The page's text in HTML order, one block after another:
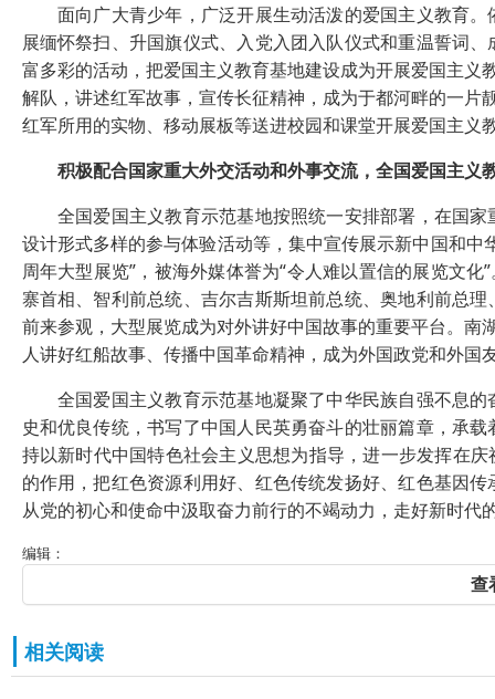
面向广大青少年，广泛开展生动活泼的爱国主义教育。
展缅怀祭扫、升国旗仪式、入党入团入队仪式和重温誓词
富多彩的活动，把爱国主义教育基地建设成为开展爱国主
解队，讲述红军故事，宣传长征精神，成为于都河畔的一片
红军所用的实物、移动展板等送进校园和课堂开展爱国主义
积极配合国家重大外交活动和外事交流，全国爱国主
全国爱国主义教育示范基地按照统一安排部署，在国家
设计形式多样的参与体验活动等，集中宣传展示新中国和
周年大型展览”，被海外媒体誉为“令人难以置信的展览文
寨首相、智利前总统、吉尔吉斯斯坦前总统、奥地利前总
前来参观，大型展览成为对外讲好中国故事的重要平台。
人讲好红船故事、传播中国革命精神，成为外国政党和外国
全国爱国主义教育示范基地凝聚了中华民族自强不息的
史和优良传统，书写了中国人民英勇奋斗的壮丽篇章，承
持以新时代中国特色社会主义思想为指导，进一步发挥在
的作用，把红色资源利用好、红色传统发扬好、红色基因
从党的初心和使命中汲取奋力前行的不竭动力，走好新时代
编辑：
查
相关阅读